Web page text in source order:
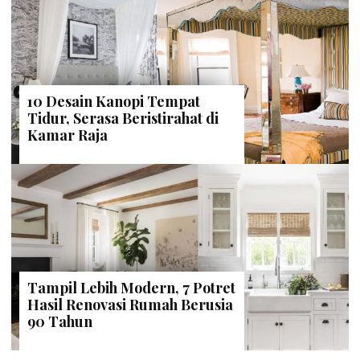
10 Desain Kanopi Tempat
Tidur, Serasa Beristirahat di
Kamar Raja
Tampil Lebih Modern, 7 Potret
Hasil Renovasi Rumah Berusia
90 Tahun